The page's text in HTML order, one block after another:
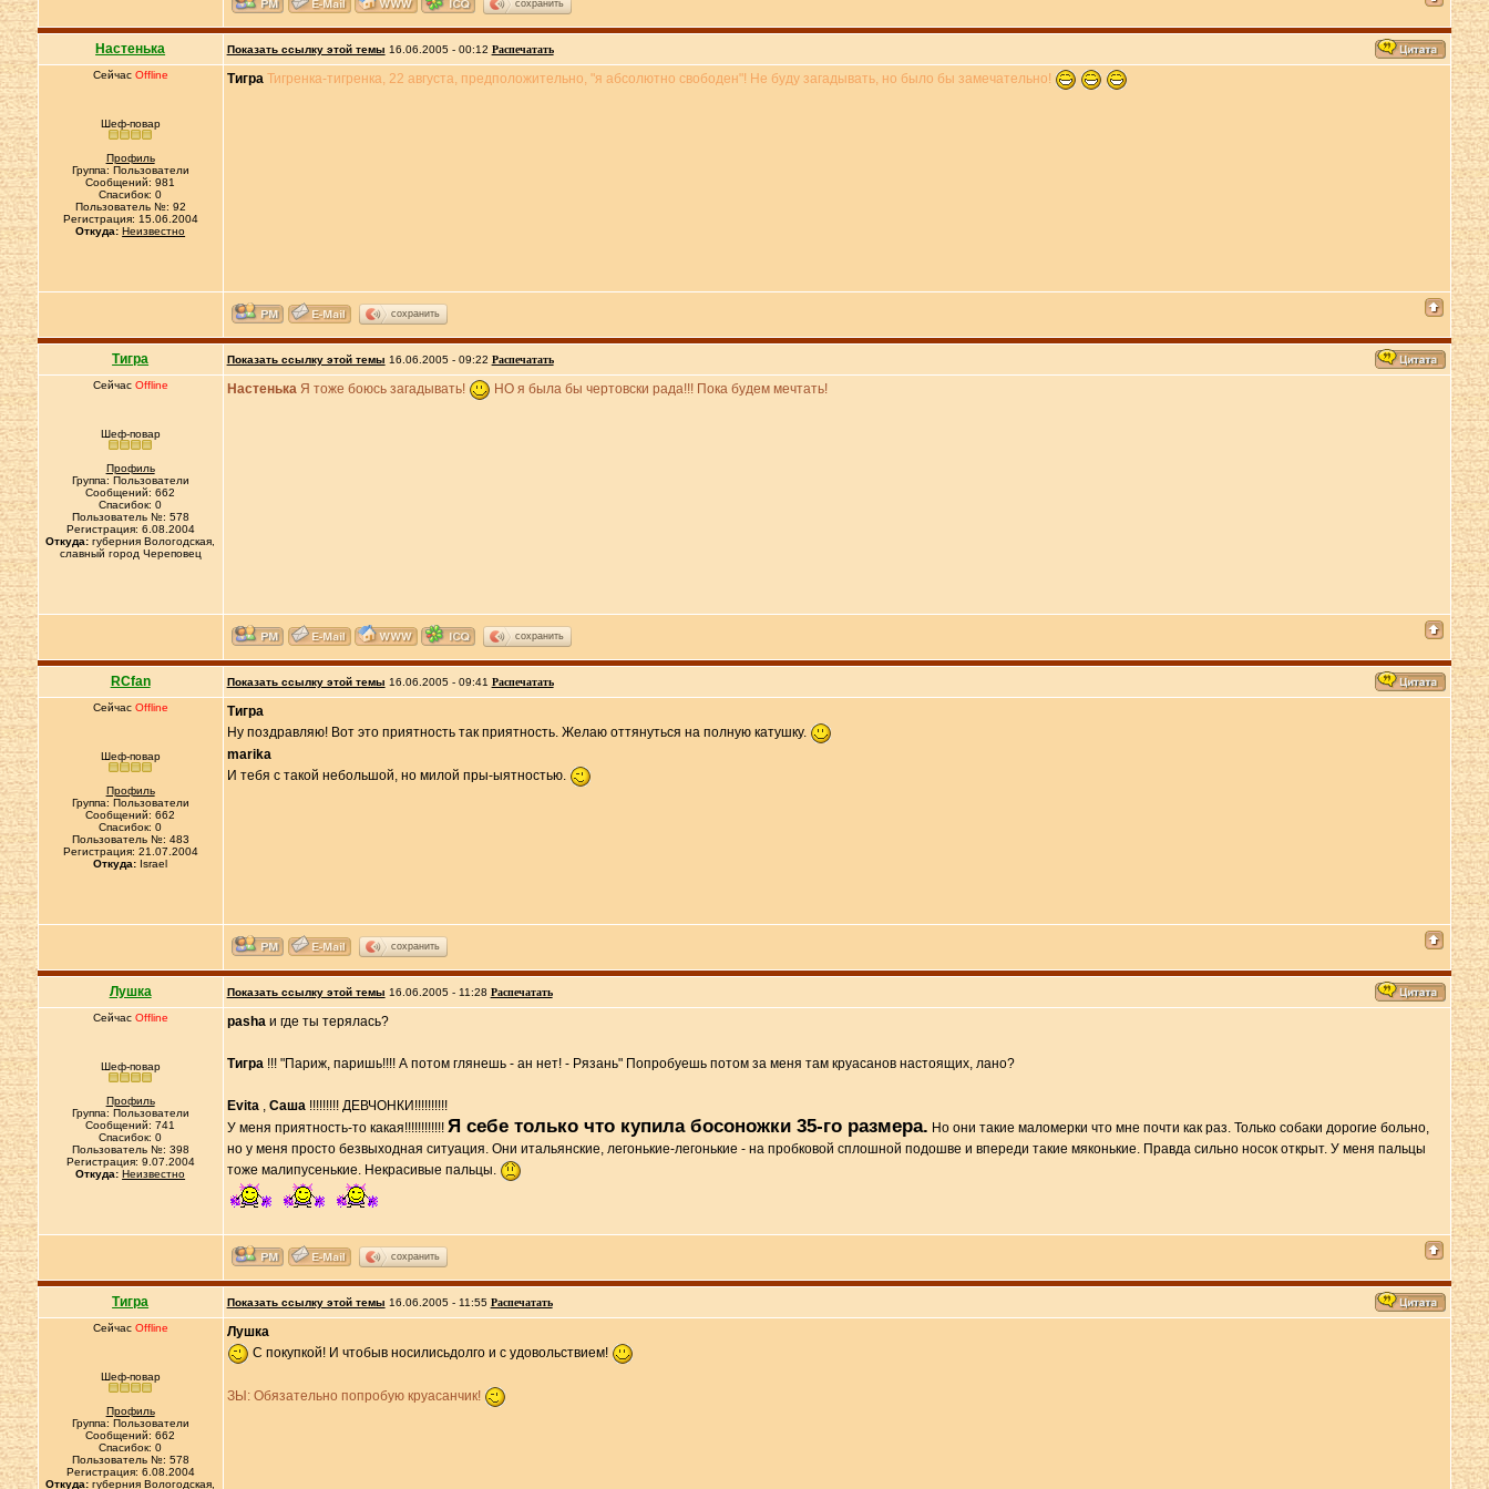
сохранить
Настенька Показать ссылку этой темы 16.06.2005 - 00:12 Распечатать
Сейчас Offline
Шеф-повар
Профиль
Группа: Пользователи
Сообщений: 981
Спасибок: 0
Пользователь №: 92
Регистрация: 15.06.2004
Откуда: Неизвестно
Тигра Тигренка-тигренка, 22 августа, предположительно, "я абсолютно свободен"! Не буду загадывать, но было бы замечательно!
сохранить
Тигра Показать ссылку этой темы 16.06.2005 - 09:22 Распечатать
Сейчас Offline
Шеф-повар
Профиль
Группа: Пользователи
Сообщений: 662
Спасибок: 0
Пользователь №: 578
Регистрация: 6.08.2004
Откуда: губерния Вологодская,
славный город Череповец
НастенькаЯ тоже боюсь загадывать! НО я была бы чертовски рада!!! Пока будем мечтать!
сохранить
RCfan Показать ссылку этой темы 16.06.2005 - 09:41 Распечатать
Сейчас Offline
Шеф-повар
Профиль
Группа: Пользователи
Сообщений: 662
Спасибок: 0
Пользователь №: 483
Регистрация: 21.07.2004
Откуда: Israel
Тигра
Ну поздравляю! Вот это приятность так приятность. Желаю оттянуться на полную катушку.
marika
И тебя с такой небольшой, но милой пры-ыятностью.
сохранить
Лушка Показать ссылку этой темы 16.06.2005 - 11:28 Распечатать
Сейчас Offline
Шеф-повар
Профиль
Группа: Пользователи
Сообщений: 741
Спасибок: 0
Пользователь №: 398
Регистрация: 9.07.2004
Откуда: Неизвестно
pashaи где ты терялась?
Тигра!!! "Париж, паришь!!!! А потом глянешь - ан нет! - Рязань" Попробуешь потом за меня там круасанов настоящих, лано?
Evita, Саша !!!!!!!!! ДЕВЧОНКИ!!!!!!!!!!
У меня приятность-то какая!!!!!!!!!!!! Я себе только что купила босоножки 35-го размера. Но они такие маломерки что мне почти как раз. Только собаки дорогие больно,
но у меня просто безвыходная ситуация. Они итальянские, легонькие-легонькие - на пробковой сплошной подошве и впереди такие мяконькие. Правда сильно носок открыт. У меня пальцы
тоже малипусенькие. Некрасивые пальцы.
сохранить
Тигра Показать ссылку этой темы 16.06.2005 - 11:55 Распечатать
Сейчас Offline
Шеф-повар
Профиль
Группа: Пользователи
Сообщений: 662
Спасибок: 0
Пользователь №: 578
Регистрация: 6.08.2004
Откуда: губерния Вологодская,
Лушка
С покупкой! И чтобыв носилисьдолго и с удовольствием!
ЗЫ: Обязательно попробую круасанчик!